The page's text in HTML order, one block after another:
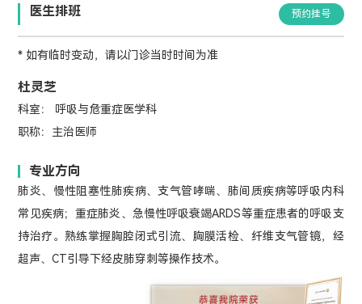
医生排班 预约挂号
* 如有临时变动，请以门诊当时时间为准
杜灵芝
科室： 呼吸与危重症医学科
职称：主治医师
专业方向
肺炎、慢性阻塞性肺疾病、支气管哮喘、肺间质疾病等呼吸内科
常见疾病；重症肺炎、急慢性呼吸衰竭ARDS等重症患者的呼吸支
持治疗。熟练掌握胸腔闭式引流、胸膜活检、纤维支气管镜，经
超声、CT引导下经皮肺穿刺等操作技术。